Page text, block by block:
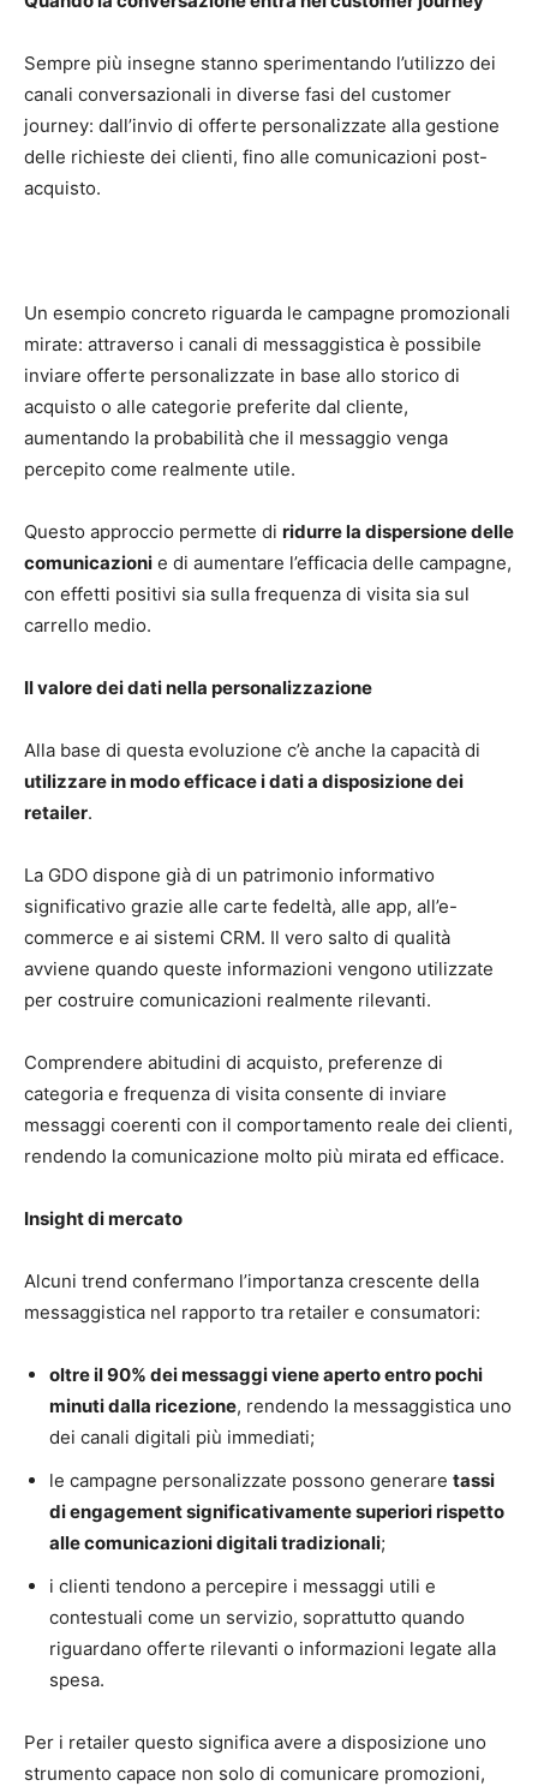
Sempre più insegne stanno sperimentando l’utilizzo dei
canali conversazionali in diverse fasi del customer
journey: dall’invio di offerte personalizzate alla gestione
delle richieste dei clienti, fino alle comunicazioni post-
acquisto.
Un esempio concreto riguarda le campagne promozionali
mirate: attraverso i canali di messaggistica è possibile
inviare offerte personalizzate in base allo storico di
acquisto o alle categorie preferite dal cliente,
aumentando la probabilità che il messaggio venga
percepito come realmente utile.
Questo approccio permette di ridurre la dispersione delle
comunicazioni e di aumentare l’efficacia delle campagne,
con effetti positivi sia sulla frequenza di visita sia sul
carrello medio.
Il valore dei dati nella personalizzazione
Alla base di questa evoluzione c’è anche la capacità di
utilizzare in modo efficace i dati a disposizione dei
retailer.
La GDO dispone già di un patrimonio informativo
significativo grazie alle carte fedeltà, alle app, all’e-
commerce e ai sistemi CRM. Il vero salto di qualità
avviene quando queste informazioni vengono utilizzate
per costruire comunicazioni realmente rilevanti.
Comprendere abitudini di acquisto, preferenze di
categoria e frequenza di visita consente di inviare
messaggi coerenti con il comportamento reale dei clienti,
rendendo la comunicazione molto più mirata ed efficace.
Insight di mercato
Alcuni trend confermano l’importanza crescente della
messaggistica nel rapporto tra retailer e consumatori:
oltre il 90% dei messaggi viene aperto entro pochi
minuti dalla ricezione, rendendo la messaggistica uno
dei canali digitali più immediati;
le campagne personalizzate possono generare tassi
di engagement significativamente superiori rispetto
alle comunicazioni digitali tradizionali;
i clienti tendono a percepire i messaggi utili e
contestuali come un servizio, soprattutto quando
riguardano offerte rilevanti o informazioni legate alla
spesa.
Per i retailer questo significa avere a disposizione uno
strumento capace non solo di comunicare promozioni,